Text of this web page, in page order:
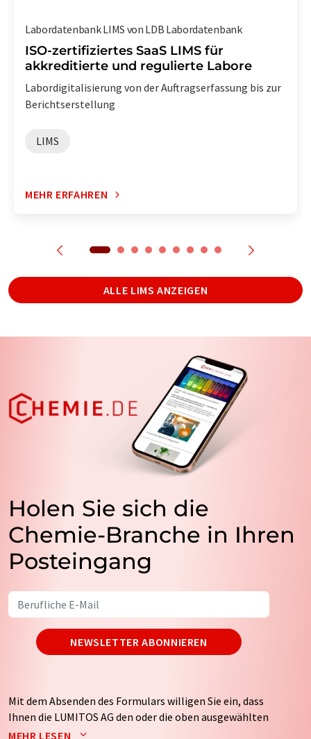
Labordatenbank LIMS von LDB Labordatenbank
ISO-zertifiziertes SaaS LIMS für
akkreditierte und regulierte Labore
Labordigitalisierung von der Auftragserfassung bis zur
Berichtserstellung
LIMS
MEHR ERFAHREN
ALLE LIMS ANZEIGEN
Holen Sie sich die
Chemie-Branche in Ihren
Posteingang
NEWSLETTER ABONNIEREN
Mit dem Absenden des Formulars willigen Sie ein, dass
Ihnen die LUMITOS AG den oder die oben ausgewählten
Newsletter per E-Mail zusendet. Ihre Daten werden
MEHR LESEN